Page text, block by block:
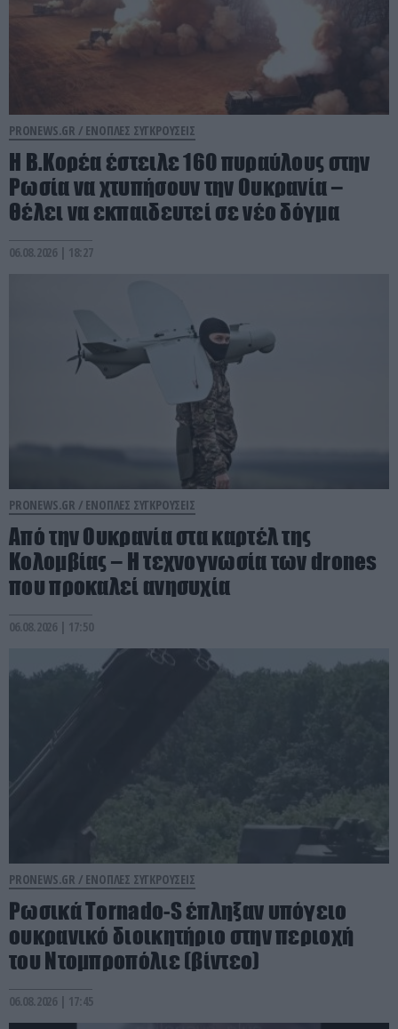
PRONEWS.GR / ΕΝΟΠΛΕΣ ΣΥΓΚΡΟΥΣΕΙΣ
Η Β.Κορέα έστειλε 160 πυραύλους στην
Ρωσία να χτυπήσουν την Ουκρανία –
Θέλει να εκπαιδευτεί σε νέο δόγμα
06.08.2026 | 18:27
PRONEWS.GR / ΕΝΟΠΛΕΣ ΣΥΓΚΡΟΥΣΕΙΣ
Από την Ουκρανία στα καρτέλ της
Κολομβίας – Η τεχνογνωσία των drones
που προκαλεί ανησυχία
06.08.2026 | 17:50
PRONEWS.GR / ΕΝΟΠΛΕΣ ΣΥΓΚΡΟΥΣΕΙΣ
Ρωσικά Tornado-S έπληξαν υπόγειο
ουκρανικό διοικητήριο στην περιοχή
του Ντομπροπόλιε (βίντεο)
06.08.2026 | 17:45